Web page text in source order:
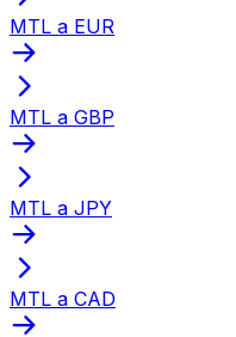
MTL a EUR
MTL a GBP
MTL a JPY
MTL a CAD